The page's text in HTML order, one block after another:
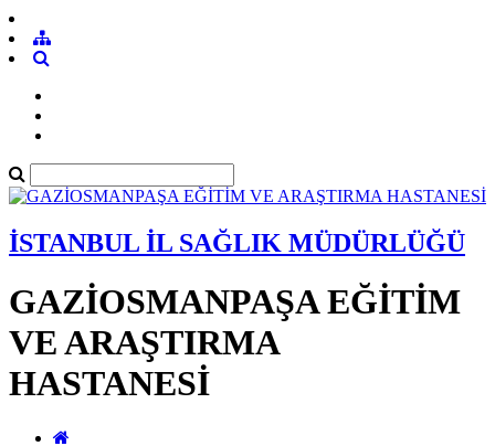
İSTANBUL İL SAĞLIK MÜDÜRLÜĞÜ
GAZİOSMANPAŞA EĞİTİM
VE ARAŞTIRMA
HASTANESİ